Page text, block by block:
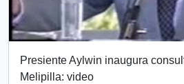
Presiente Aylwin inaugura
Melipilla: video